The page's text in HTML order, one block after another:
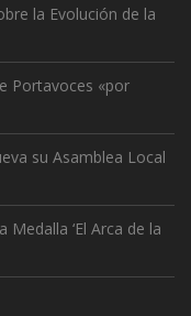
la Evolución de la
Portavoces «por
su Asamblea Local
Medalla ‘El Arca de la